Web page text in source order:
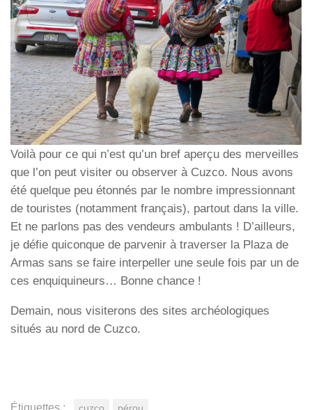
Voilà pour ce qui n’est qu’un bref aperçu des merveilles
que l’on peut visiter ou observer à Cuzco. Nous avons
été quelque peu étonnés par le nombre impressionnant
de touristes (notamment français), partout dans la ville.
Et ne parlons pas des vendeurs ambulants ! D’ailleurs,
je défie quiconque de parvenir à traverser la Plaza de
Armas sans se faire interpeller une seule fois par un de
ces enquiquineurs… Bonne chance !
Demain, nous visiterons des sites archéologiques
situés au nord de Cuzco.